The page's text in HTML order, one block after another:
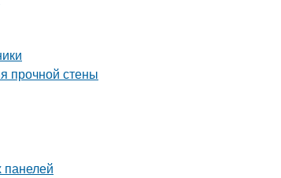
прочной стены
панелей